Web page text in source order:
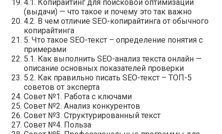
4.1. Копирайтинг для поисковой оптимизации
(выдачи) — что такое и почему это так важно
4.2. В чем отличие SEO-копирайтинга от обычного
копирайтинга
5. Что такое SEO-текст – определение понятия с
примерами
5.1. Как выполнить SEO-анализ текста онлайн —
описание основных показателей проверки
5.2. Как правильно писать SEO-текст – ТОП-5
советов от эксперта
Совет №1. Работа с ключами
Совет №2. Анализ конкурентов
Совет №3. Структурированный текст
Совет №4. Польза